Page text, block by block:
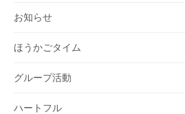
お知らせ
ほうかごタイム
グループ活動
ハートフル